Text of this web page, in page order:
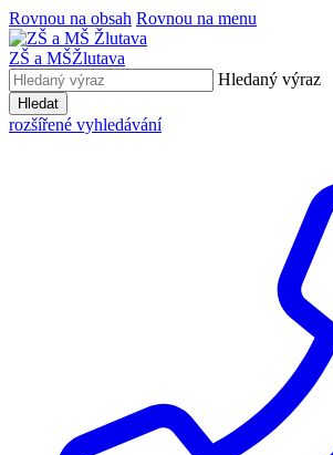
Rovnou na obsah Rovnou na menu
ZŠ a MŠŽlutava
Hledaný výraz
Hledat
rozšířené vyhledávání